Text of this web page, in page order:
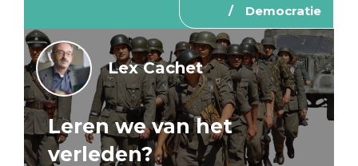
Democratie
Lex Cachet
Leren we van het
verleden?